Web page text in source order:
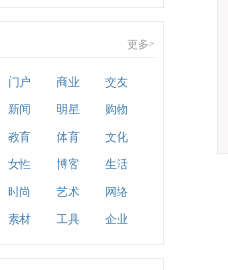
更多>
门户 商业 交友
新闻 明星 购物
教育 体育 文化
女性 博客 生活
时尚 艺术 网络
素材 工具 企业